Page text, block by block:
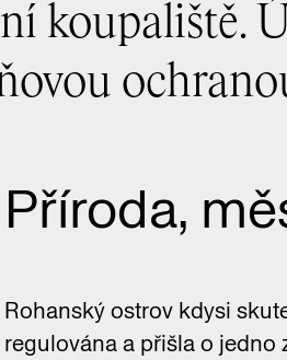
koupaliště.
Příroda,
Rohanský ostrov kdysi
regulována a přišla o jedno